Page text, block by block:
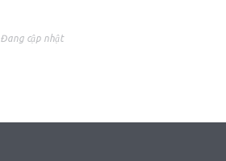
Đang cập nhật